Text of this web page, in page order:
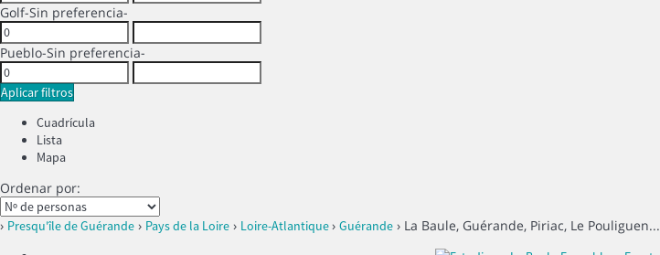
Golf-Sin preferencia-
Pueblo-Sin preferencia-
Aplicar filtros
Cuadrícula
Lista
Mapa
Ordenar por:
› Presqu'île de Guérande › Pays de la Loire › Loire-Atlantique› Guérande › La Baule, Guérande, Piriac, Le Pouliguen...